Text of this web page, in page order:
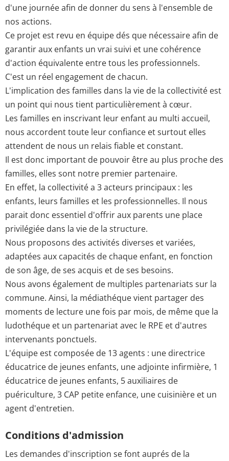
d'une journée afin de donner du sens à l'ensemble de
nos actions.
Ce projet est revu en équipe dés que nécessaire afin de
garantir aux enfants un vrai suivi et une cohérence
d'action équivalente entre tous les professionnels.
C'est un réel engagement de chacun.
L'implication des familles dans la vie de la collectivité est
un point qui nous tient particulièrement à cœur.
Les familles en inscrivant leur enfant au multi accueil,
nous accordent toute leur confiance et surtout elles
attendent de nous un relais fiable et constant.
Il est donc important de pouvoir être au plus proche des
familles, elles sont notre premier partenaire.
En effet, la collectivité a 3 acteurs principaux : les
enfants, leurs familles et les professionnelles. Il nous
parait donc essentiel d'offrir aux parents une place
privilégiée dans la vie de la structure.
Nous proposons des activités diverses et variées,
adaptées aux capacités de chaque enfant, en fonction
de son âge, de ses acquis et de ses besoins.
Nous avons également de multiples partenariats sur la
commune. Ainsi, la médiathéque vient partager des
moments de lecture une fois par mois, de même que la
ludothéque et un partenariat avec le RPE et d'autres
intervenants ponctuels.
L'équipe est composée de 13 agents : une directrice
éducatrice de jeunes enfants, une adjointe infirmière, 1
éducatrice de jeunes enfants, 5 auxiliaires de
puériculture, 3 CAP petite enfance, une cuisinière et un
agent d'entretien.
Conditions d'admission
Les demandes d'inscription se font auprés de la